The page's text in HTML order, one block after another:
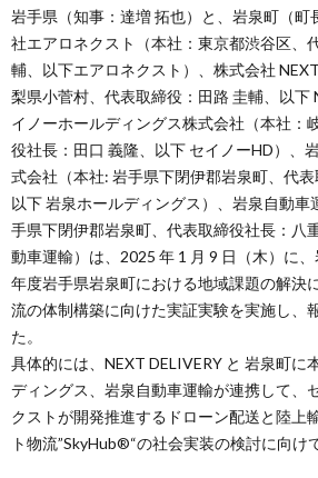
岩手県（知事：達増 拓也）と、岩泉町（町
社エアロネクスト（本社：東京都渋谷区、
輔、以下エアロネクスト）、株式会社
梨県小菅村、代表取締役：田路 圭輔、以下
イノーホールディングス株式会社（本社：
役社長：田口 義隆、以下 セイノーHD）、
式会社（本社: 岩手県下閉伊郡岩泉町、代表
以下 岩泉ホールディングス）、岩泉自動車
手県下閉伊郡岩泉町、代表取締役社長：八
動車運輸）は、2025 年 1 月 9 日（木）に
年度岩手県岩泉町における地域課題の解決
流の体制構築に向けた実証実験を実施し、
た。
具体的には、NEXT DELIVERY と 岩泉町に
ディングス、岩泉自動車運輸が連携して、
クストが開発推進するドローン配送と陸上
ト物流”SkyHub®“の社会実装の検討に向け